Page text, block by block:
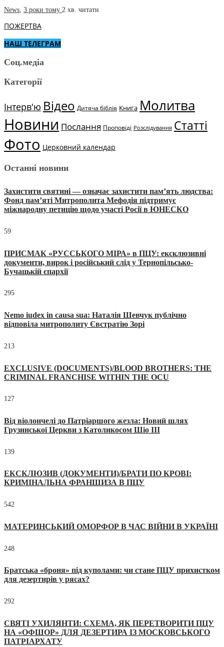
News, 3 роки тому 2 хв. читати
ПОЖЕРТВА
НАШ ТЕЛЕГРАМ
Соц.медіа
Категорії
Інтерв'ю Відео Дитяча біблія Книга Молитва
Новини Послання Проповіді Розслідування Статті
Фото Церковний календар
Останні новини
Захистити святині — означає захистити пам’ять людства:
Фонд пам’яті Митрополита Мефодія підтримує
міжнародну петицію щодо участі Росії в ЮНЕСКО
59
ПРИСМАК «РУССЬКОГО МІРА» в ПЦУ: ексклюзивні
документи, вирок і російський слід у Тернопільсько-
Бучацькій єпархії
295
Nemo iudex in causa sua: Наталія Шевчук публічно
відповіла митрополиту Євстратію Зорі
213
EXCLUSIVE (DOCUMENTS)/BLOOD BROTHERS: THE
CRIMINAL FRANCHISE WITHIN THE OCU
127
Від віолончелі до Патріаршого жезла: Новий шлях
Грузинської Церкви з Католикосом Шіо III
139
ЕКСКЛЮЗИВ (ДОКУМЕНТИ)/БРАТИ ПО КРОВІ:
КРИМІНАЛЬНА ФРАНШИЗА В ПЦУ
542
МАТЕРИНСЬКИЙ ОМОРФОР В ЧАС ВІЙНИ В УКРАЇНІ
248
Братська «броня» під куполами: чи стане ПЦУ прихистком
для дезертирів у рясах?
292
СВЯТІ УХИЛЯНТИ: СХЕМА, ЯК ПЕРЕТВОРИТИ ПЦУ
НА «ОФШОР» ДЛЯ ДЕЗЕРТИРА ІЗ МОСКОВСЬКОГО
ПАТРІАРХАТУ